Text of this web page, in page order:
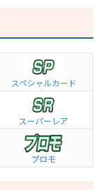
スペシャルカード
スーパーレア
プロモ